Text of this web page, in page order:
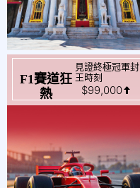
F1賽道狂
熱
見證終極冠軍封
王時刻
$99,000